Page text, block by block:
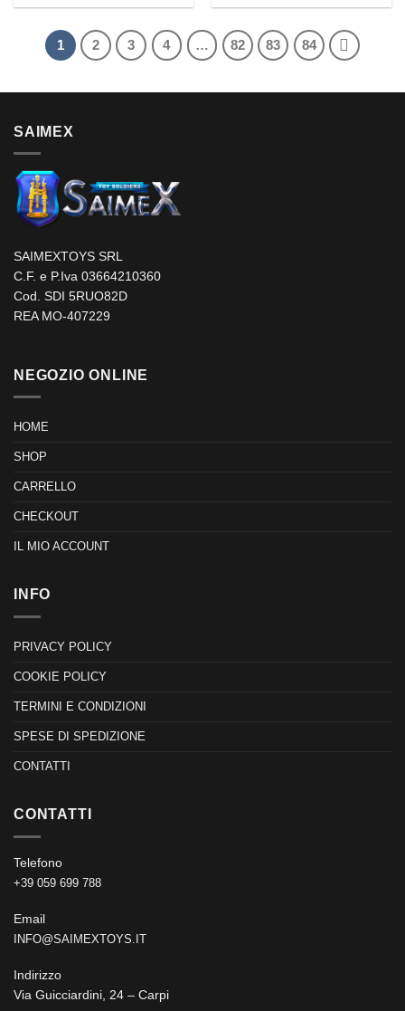
1 2 3 4 … 82 83 84
SAIMEX
SAIMEXTOYS SRL
C.F. e P.Iva 03664210360
Cod. SDI 5RUO82D
REA MO-407229
NEGOZIO ONLINE
HOME
SHOP
CARRELLO
CHECKOUT
IL MIO ACCOUNT
INFO
PRIVACY POLICY
COOKIE POLICY
TERMINI E CONDIZIONI
SPESE DI SPEDIZIONE
CONTATTI
CONTATTI
Telefono
+39 059 699 788
Email
INFO@SAIMEXTOYS.IT
Indirizzo
Via Guicciardini, 24 – Carpi